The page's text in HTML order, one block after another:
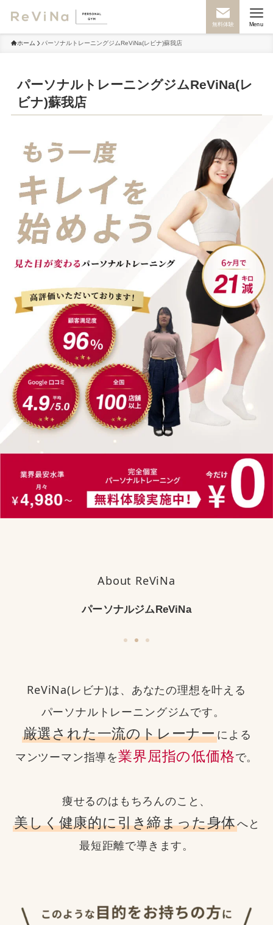
無料体験 Menu
ホーム パーソナルトレーニングジムReViNa(レビナ)蘇我店
パーソナルトレーニングジムReViNa(レ
ビナ)蘇我店
About ReViNa
パーソナルジムReViNa
ReViNa(レビナ)は、あなたの理想を叶える
パーソナルトレーニングジムです。
厳選された一流のトレーナーによる
マンツーマン指導を業界屈指の低価格で。
痩せるのはもちろんのこと、
美しく健康的に引き締まった身体へと
最短距離で導きます。